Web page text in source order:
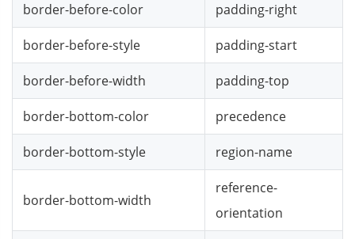
border-before-color padding-right
border-before-style padding-start
border-before-width padding-top
border-bottom-color precedence
border-bottom-style region-name
border-bottom-width
reference-
orientation